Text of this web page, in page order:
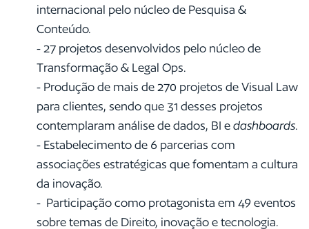
internacional pelo núcleo de Pesquisa &
Conteúdo.
- 27 projetos desenvolvidos pelo núcleo de
Transformação & Legal Ops.
- Produção de mais de 270 projetos de Visual Law
para clientes, sendo que 31 desses projetos
contemplaram análise de dados, BI edashboards.
- Estabelecimento de 6 parcerias com
associações estratégicas que fomentam a cultura
da inovação.
- Participação como protagonista em 49 eventos
sobre temas de Direito, inovação e tecnologia.